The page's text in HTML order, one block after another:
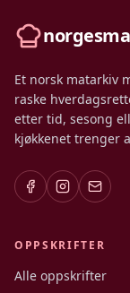
Et norsk matarkiv
raske
etter tid, sesong
kjøkkenet trenger
OPPSKRIFTER
Alle oppskrifter